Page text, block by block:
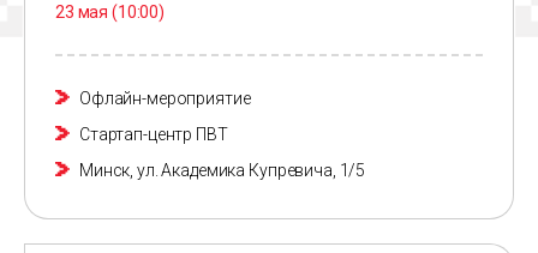
23 мая (10:00)
Офлайн-мероприятие
Стартап-центр ПВТ
Минск, ул. Академика Купревича, 1/5